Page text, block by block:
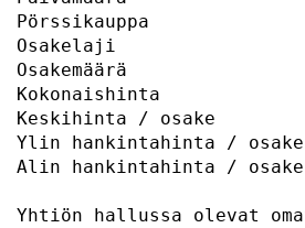
Osakelaji
Osakemäärä
Kokonaishinta
Keskihinta /
Ylin
Alin
Yhtiön hallussa olevat